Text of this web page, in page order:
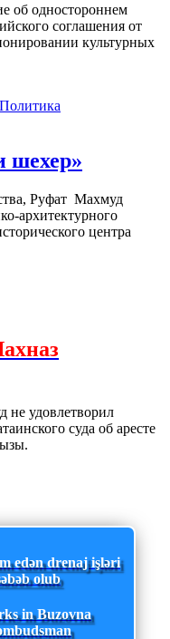
об одностороннем
соглашения от
культурных
Политика
Руфат Махмуд
архитектурного
центра
не удовлетворил
суда об аресте
edən drenaj işləri
olub
in Buzovna